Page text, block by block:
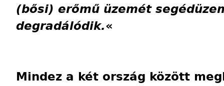
(bősi) erőmű üzemét
degradálódik.«
Mindez a két ország között